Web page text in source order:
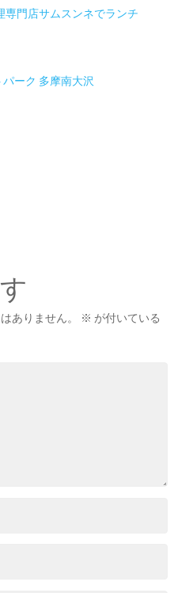
専門店サムスンネでランチ
ーク 多摩南大沢
ありません。 ※ が付いている